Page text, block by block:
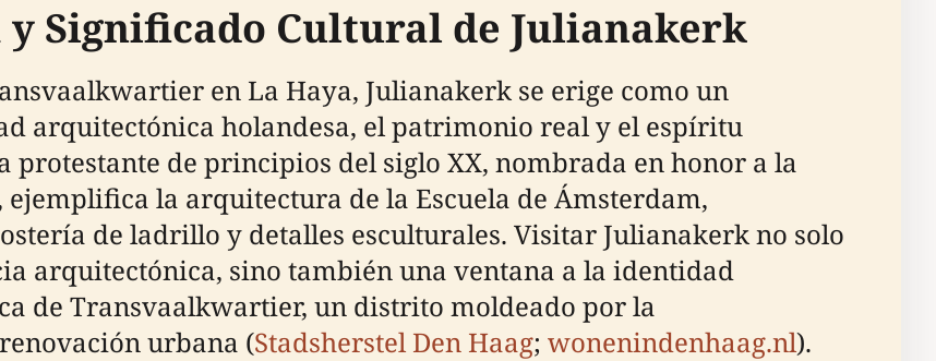
Significado Cultural de Julianakerk
en La Haya, Julianakerk se erige como un
arquitectónica holandesa, el patrimonio real y el espíritu
de principios del siglo XX, nombrada en honor a la
la arquitectura de la Escuela de Ámsterdam,
de ladrillo y detalles esculturales. Visitar Julianakerk no solo
arquitectónica, sino también una ventana a la identidad
de Transvaalkwartier, un distrito moldeado por la
urbana (Stadsherstel Den Haag; wonenindenhaag.nl).